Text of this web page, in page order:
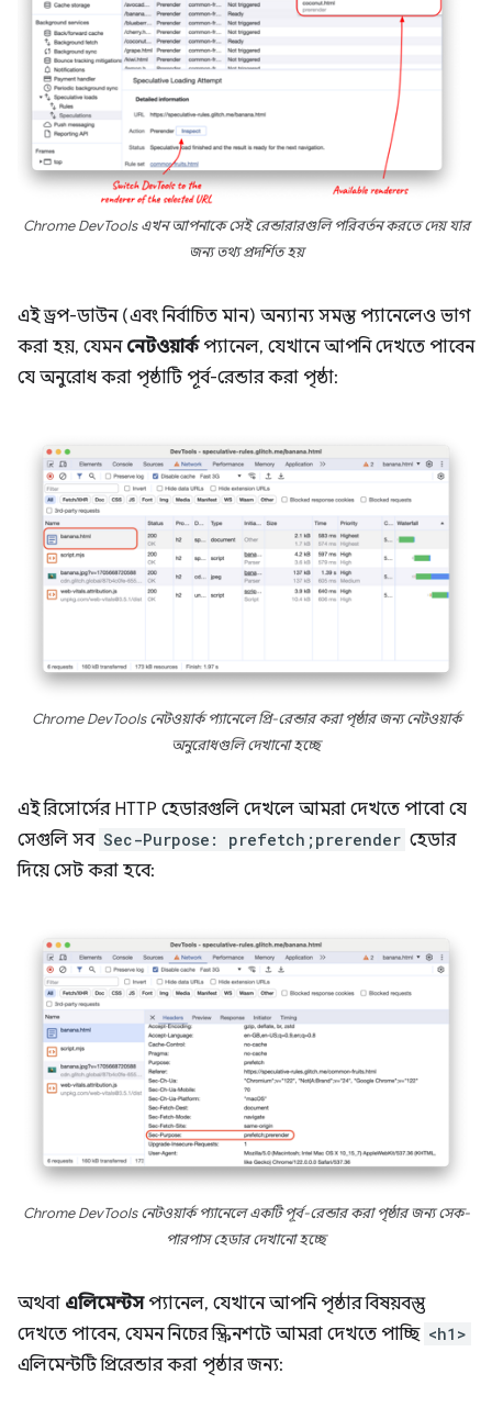
Chrome DevTools এখন আপনাকে সেই রেন্ডারারগুলি পরিবর্তন করতে দেয় যার
জন্য তথ্য প্রদর্শিত হয়
এই ড্রপ-ডাউন (এবং নির্বাচিত মান) অন্যান্য সমস্ত প্যানেলেও ভাগ
করা হয়, যেমন নেটওয়ার্কপ্যানেল, যেখানে আপনি দেখতে পাবেন
যে অনুরোধ করা পৃষ্ঠাটি পূর্ব-রেন্ডার করা পৃষ্ঠা:
Chrome DevTools নেটওয়ার্ক প্যানেলে প্রি-রেন্ডার করা পৃষ্ঠার জন্য নেটওয়ার্ক
অনুরোধগুলি দেখানো হচ্ছে
এই রিসোর্সের HTTP হেডারগুলি দেখলে আমরা দেখতে পাবো যে
সেগুলি সব Sec-Purpose: prefetch;prerender হেডার
দিয়ে সেট করা হবে:
Chrome DevTools নেটওয়ার্ক প্যানেলে একটি পূর্ব-রেন্ডার করা পৃষ্ঠার জন্য সেক-
পারপাস হেডার দেখানো হচ্ছে
অথবা এলিমেন্টসপ্যানেল, যেখানে আপনি পৃষ্ঠার বিষয়বস্তু
দেখতে পাবেন, যেমন নিচের স্ক্রিনশটে আমরা দেখতে পাচ্ছি <h1>
এলিমেন্টটি প্রিরেন্ডার করা পৃষ্ঠার জন্য: